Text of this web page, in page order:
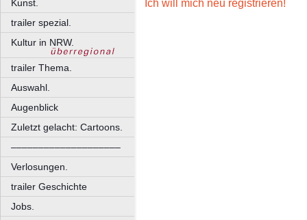
Kunst.
trailer spezial.
Kultur in NRW.
trailer Thema.
Auswahl.
Augenblick
Zuletzt gelacht: Cartoons.
––––––––––––––––––––
Verlosungen.
trailer Geschichte
Jobs.
Ich will mich neu registrieren!